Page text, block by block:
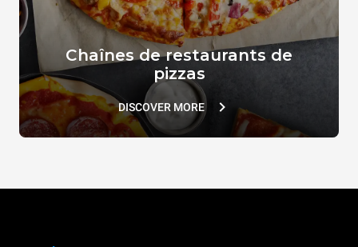
Chaînes de restaurants de
pizzas
DISCOVER MORE